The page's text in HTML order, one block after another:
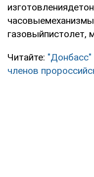
газовыйпистолет,
Читайте: "Донбасс"
членов